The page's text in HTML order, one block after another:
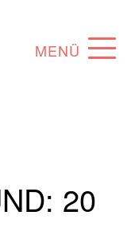
MENÜ
20